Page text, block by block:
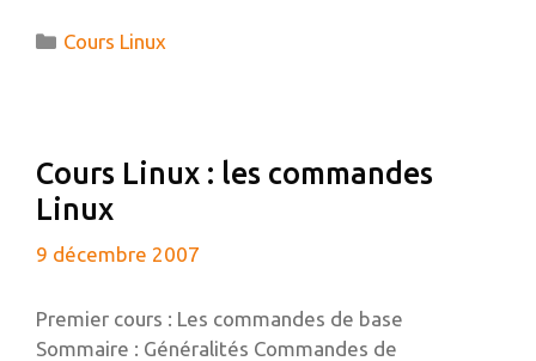
MYSQL
Catégories
Cours Linux
Cours Linux : les commandes
Linux
9 décembre 2007
Premier cours : Les commandes de base
Sommaire : Généralités Commandes de